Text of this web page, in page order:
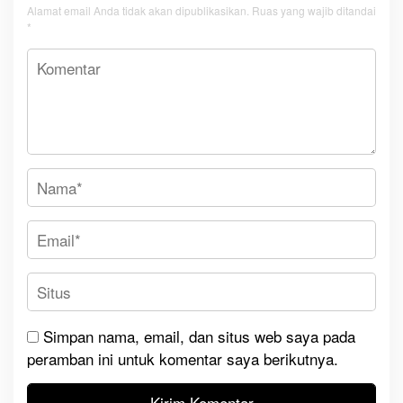
Alamat email Anda tidak akan dipublikasikan. Ruas yang wajib ditandai
*
Simpan nama, email, dan situs web saya pada
peramban ini untuk komentar saya berikutnya.